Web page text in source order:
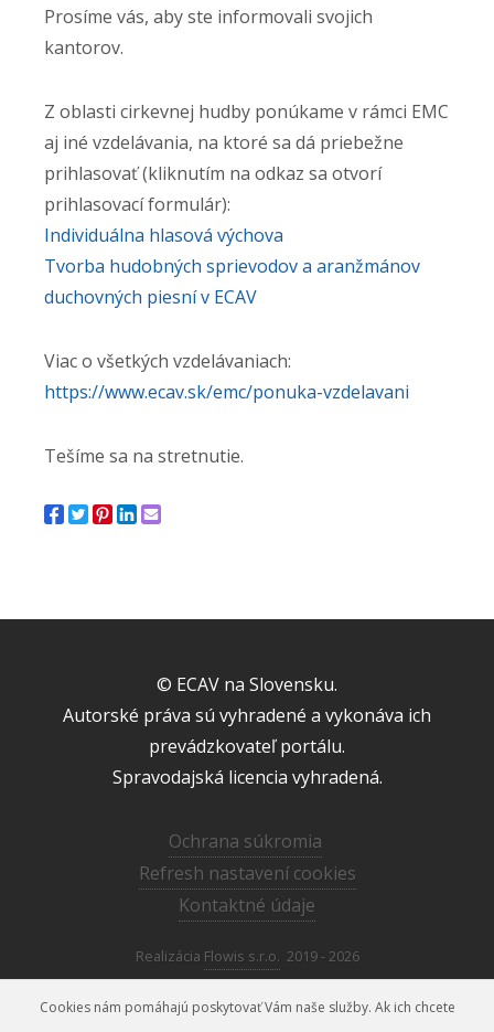
Prosíme vás, aby ste informovali svojich
kantorov.
Z oblasti cirkevnej hudby ponúkame v rámci EMC
aj iné vzdelávania, na ktoré sa dá priebežne
prihlasovať (kliknutím na odkaz sa otvorí
prihlasovací formulár):
Individuálna hlasová výchova
Tvorba hudobných sprievodov a aranžmánov
duchovných piesní v ECAV
Viac o všetkých vzdelávaniach:
https://www.ecav.sk/emc/ponuka-vzdelavani
Tešíme sa na stretnutie.
© ECAV na Slovensku.
Autorské práva sú vyhradené a vykonáva ich
prevádzkovateľ portálu.
Spravodajská licencia vyhradená.
Ochrana súkromia
Refresh nastavení cookies
Kontaktné údaje
Realizácia Flowis s.r.o. 2019 - 2026
Cookies nám pomáhajú poskytovať Vám naše služby. Ak ich chcete